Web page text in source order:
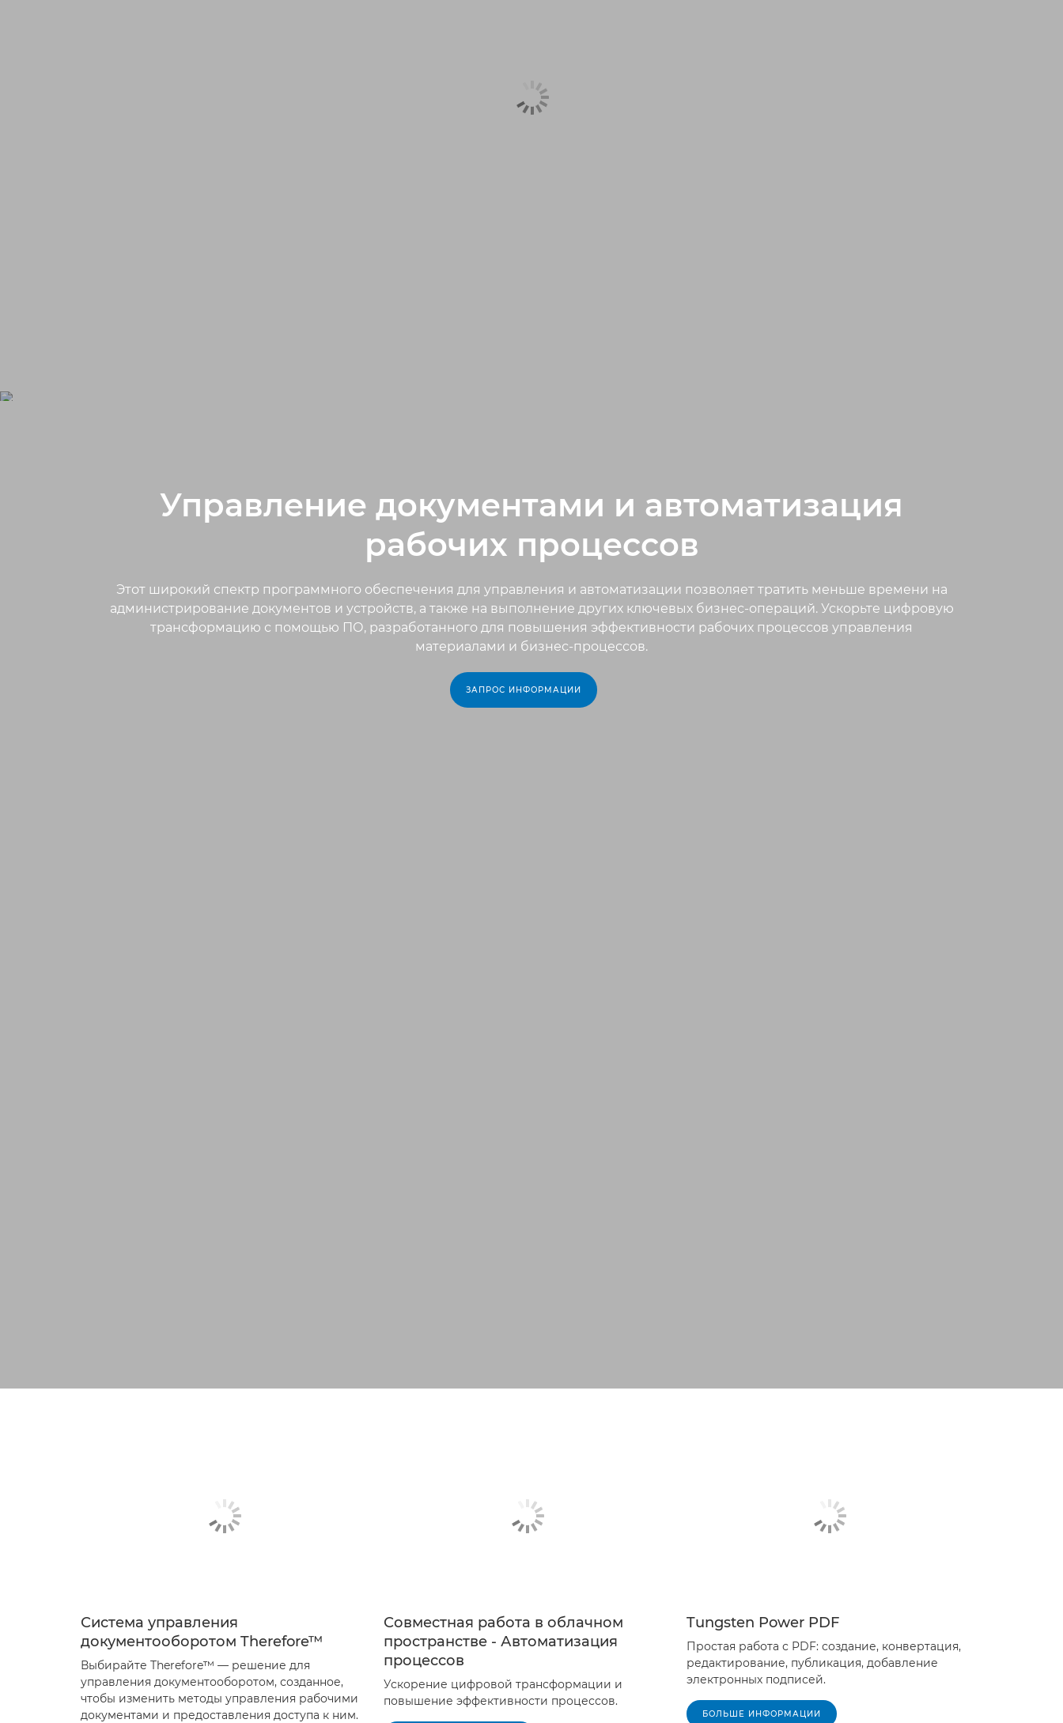
Управление документами и автоматизация
рабочих процессов
Этот широкий спектр программного обеспечения для управления и автоматизации позволяет тратить меньше времени на
администрирование документов и устройств, а также на выполнение других ключевых бизнес-операций. Ускорьте цифровую
трансформацию с помощью ПО, разработанного для повышения эффективности рабочих процессов управления
материалами и бизнес-процессов.
ЗАПРОС ИНФОРМАЦИИ
Система управления
документооборотом Therefore™
Выбирайте Therefore™ — решение для
управления документооборотом, созданное,
чтобы изменить методы управления рабочими
документами и предоставления доступа к ним.
Совместная работа в облачном
пространстве - Автоматизация
процессов
Ускорение цифровой трансформации и
повышение эффективности процессов.
Tungsten Power PDF
Простая работа с PDF: создание, конвертация,
редактирование, публикация, добавление
электронных подписей.
БОЛЬШЕ ИНФОРМАЦИИ